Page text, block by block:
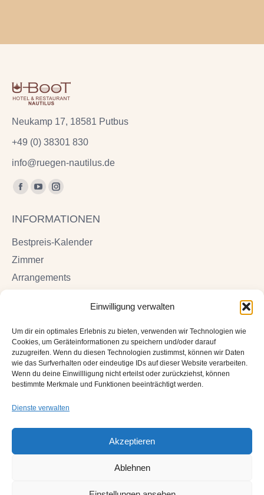
Einwilligung verwalten
Um dir ein optimales Erlebnis zu bieten, verwenden wir Technologien wie
Cookies, um Geräteinformationen zu speichern und/oder darauf
zuzugreifen. Wenn du diesen Technologien zustimmst, können wir Daten
wie das Surfverhalten oder eindeutige IDs auf dieser Website verarbeiten.
Wenn du deine Einwillligung nicht erteilst oder zurückziehst, können
bestimmte Merkmale und Funktionen beeinträchtigt werden.
Dienste verwalten
Akzeptieren
Ablehnen
Neukamp 17, 18581 Putbus
+49 (0) 38301 830
info@ruegen-nautilus.de
Finden Sie uns auf:
Facebook
opens
in
YouTube
opens
in
Instagram
opens
in
INFORMATIONEN
Bestpreis-Kalender
Zimmer
Arrangements
Datenschutz
Impressum